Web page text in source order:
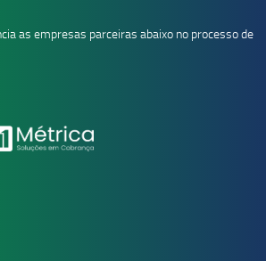
as empresas parceiras abaixo no processo de